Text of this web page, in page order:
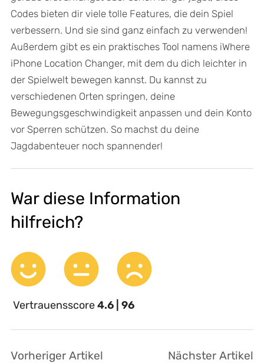
Codes bieten dir viele tolle Features, die dein Spiel
verbessern. Und sie sind ganz einfach zu verwenden!
Außerdem gibt es ein praktisches Tool namens iWhere
iPhone Location Changer, mit dem du dich leichter in
der Spielwelt bewegen kannst. Du kannst zu
verschiedenen Orten springen, deine
Bewegungsgeschwindigkeit anpassen und dein Konto
vor Sperren schützen. So machst du deine
Jagdabenteuer noch spannender!
War diese Information
hilfreich?
Vertrauensscore4.6 | 96
Vorheriger Artikel Nächster Artikel